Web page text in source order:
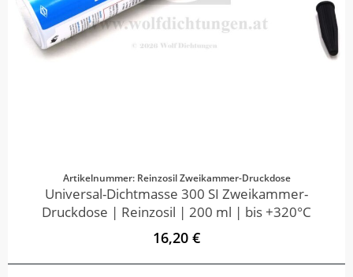
Artikelnummer: Reinzosil Zweikammer-Druckdose
Universal-Dichtmasse 300 SI Zweikammer-
Druckdose | Reinzosil | 200 ml | bis +320°C
16,20 €